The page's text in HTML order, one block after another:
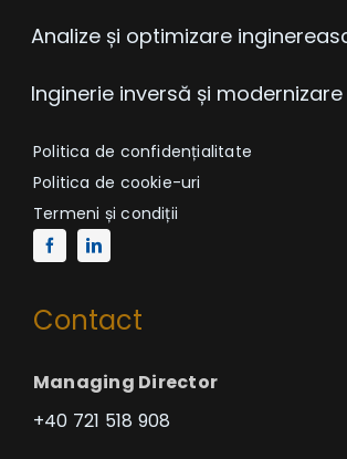
Analize și optimizare
Inginerie inversă și
Politica de confidențialitate
Politica de cookie-uri
Termeni și condiții
Contact
Managing Director
+40 721 518 908